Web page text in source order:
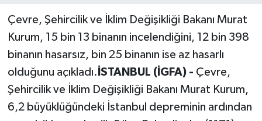
Çevre, Şehircilik ve İklim Değişikliği Bakanı Murat
Kurum, 15 bin 13 binanın incelendiğini, 12 bin 398
binanın hasarsız, bin 25 binanın ise az hasarlı
olduğunu açıkladı. İSTANBUL (İGFA) - Çevre,
Şehircilik ve İklim Değişikliği Bakanı Murat Kurum,
6,2 büyüklüğündeki İstanbul depreminin ardından